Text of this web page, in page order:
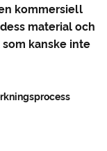
kommersiell
material och
kanske inte